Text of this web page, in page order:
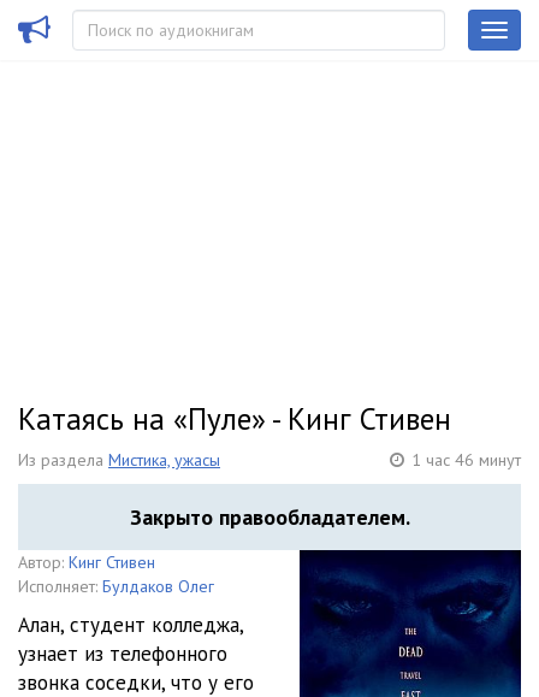
Катаясь на «Пуле» - Кинг Стивен
Из раздела Мистика, ужасы 1 час 46 минут
Закрыто правообладателем.
Автор: Кинг Стивен
Исполняет: Булдаков Олег
Алан, студент колледжа,
узнает из телефонного
звонка соседки, что у его